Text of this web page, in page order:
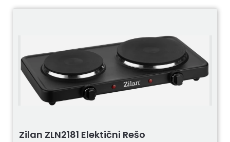
Zilan ZLN2181 Elektični Rešo